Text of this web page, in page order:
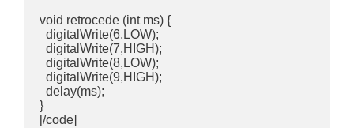
void retrocede (int ms) {
  digitalWrite(6,LOW);
  digitalWrite(7,HIGH);
  digitalWrite(8,LOW);
  digitalWrite(9,HIGH);
  delay(ms);
}
[/code]